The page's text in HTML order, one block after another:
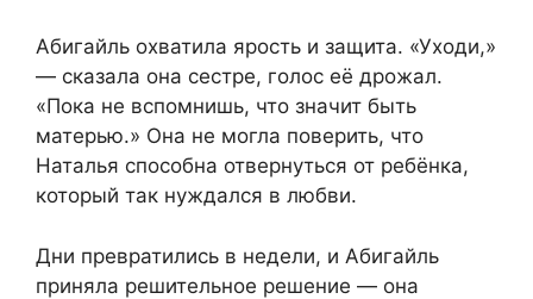
Абигайль охватила ярость и защита. «Уходи,»
— сказала она сестре, голос её дрожал.
«Пока не вспомнишь, что значит быть
матерью.» Она не могла поверить, что
Наталья способна отвернуться от ребёнка,
который так нуждался в любви.
Дни превратились в недели, и Абигайль
приняла решительное решение — она